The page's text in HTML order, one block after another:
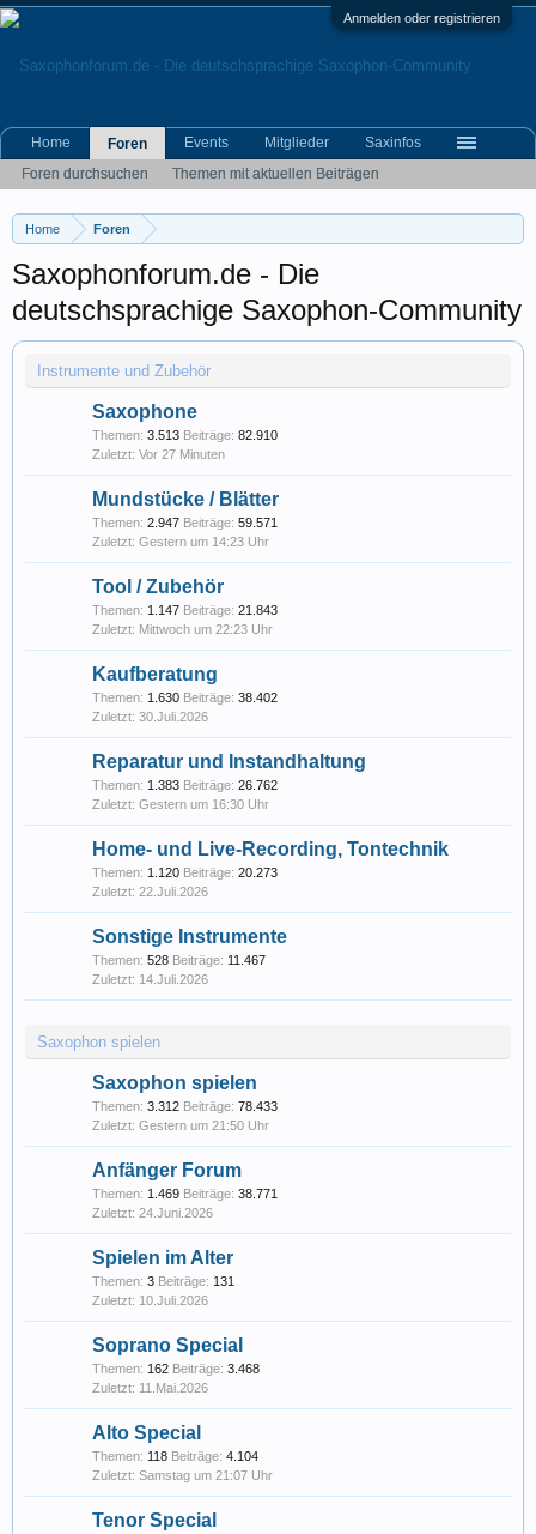
Anmelden oder registrieren
Home Foren
Saxophonforum.de - Die
deutschsprachige Saxophon-Community
Instrumente und Zubehör
Saxophone
Themen: 3.513 Beiträge: 82.910
Vor 27 Minuten
Mundstücke / Blätter
Themen: 2.947 Beiträge: 59.571
Gestern um 14:23 Uhr
Tool / Zubehör
Themen: 1.147 Beiträge: 21.843
Mittwoch um 22:23 Uhr
Kaufberatung
Themen: 1.630 Beiträge: 38.402
30.Juli.2026
Reparatur und Instandhaltung
Themen: 1.383 Beiträge: 26.762
Gestern um 16:30 Uhr
Home- und Live-Recording, Tontechnik
Themen: 1.120 Beiträge: 20.273
22.Juli.2026
Sonstige Instrumente
Themen: 528 Beiträge: 11.467
14.Juli.2026
Saxophon spielen
Saxophon spielen
Themen: 3.312 Beiträge: 78.433
Gestern um 21:50 Uhr
Anfänger Forum
Themen: 1.469 Beiträge: 38.771
24.Juni.2026
Spielen im Alter
Themen: 3 Beiträge: 131
10.Juli.2026
Soprano Special
Themen: 162 Beiträge: 3.468
11.Mai.2026
Alto Special
Themen: 118 Beiträge: 4.104
Samstag um 21:07 Uhr
Tenor Special
Home
Foren
Foren durchsuchen
Themen mit aktuellen Beiträgen
Events Mitglieder Saxinfos